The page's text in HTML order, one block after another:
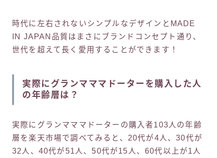
時代に左右されないシンプルなデザインとMADE
IN JAPAN品質はまさにブランドコンセプト通り、
世代を超えて長く愛用することができます！
実際にグランマママドーターを購入した人
の年齢層は？
実際にグランマママドーターの購入者103人の年齢
層を楽天市場で調べてみると、20代が4人、30代が
32人、40代が51人、50代が15人、60代以上が1人